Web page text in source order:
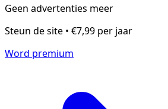
Geen advertenties meer
Steun de site • €7,99 per jaar
Word premium